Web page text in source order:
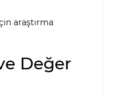
araştırma
Değer